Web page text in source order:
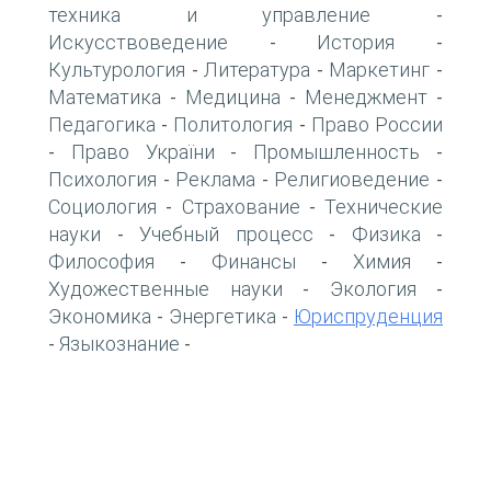
техника и управление -
Искусствоведение - История -
Культурология - Литература - Маркетинг -
Математика - Медицина - Менеджмент -
Педагогика - Политология - Право России
- Право України - Промышленность -
Психология - Реклама - Религиоведение -
Социология - Страхование - Технические
науки - Учебный процесс - Физика -
Философия - Финансы - Химия -
Художественные науки - Экология -
Экономика - Энергетика - Юриспруденция
- Языкознание -